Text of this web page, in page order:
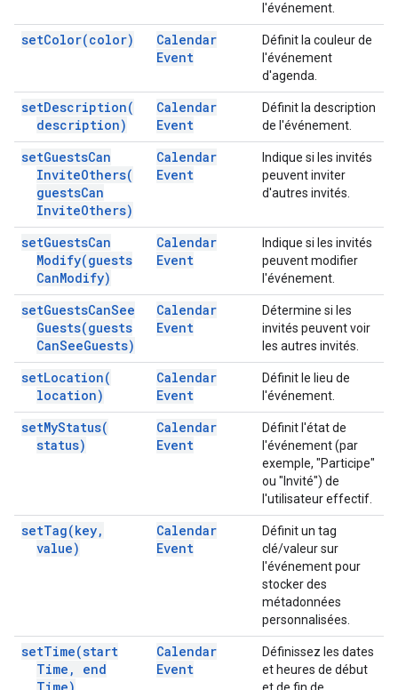
l'événement.
setColor(color)
Calendar
Event
Définit la couleur de
l'événement
d'agenda.
setDescription(
description)
Calendar
Event
Définit la description
de l'événement.
setGuestsCan
InviteOthers(
guestsCan
InviteOthers)
Calendar
Event
Indique si les invités
peuvent inviter
d'autres invités.
setGuestsCan
Modify(guests
CanModify)
Calendar
Event
Indique si les invités
peuvent modifier
l'événement.
setGuestsCanSee
Guests(guests
CanSeeGuests)
Calendar
Event
Détermine si les
invités peuvent voir
les autres invités.
setLocation(
location)
Calendar
Event
Définit le lieu de
l'événement.
setMyStatus(
status)
Calendar
Event
Définit l'état de
l'événement (par
exemple, "Participe"
ou "Invité") de
l'utilisateur effectif.
setTag(key,
value)
Calendar
Event
Définit un tag
clé/valeur sur
l'événement pour
stocker des
métadonnées
personnalisées.
setTime(start
Time ,
end
Calendar
Event
Définissez les dates
et heures de début